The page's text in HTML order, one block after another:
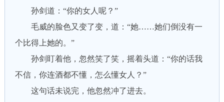
孙剑道：“你的女人呢？”
毛威的脸色又变了变，道：“她……她们倒没有一
个比得上她的。”
孙剑盯着他，忽然笑了笑，摇着头道：“你的话我
不信，你连酒都不懂，怎么懂女人？”
这句话未说完，他忽然冲了进去。